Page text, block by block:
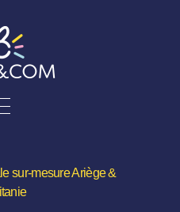
sur-mesure Ariège &